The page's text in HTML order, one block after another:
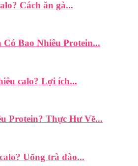
Cách ăn gà...
Bao Nhiêu Protein...
calo? Lợi ích...
Protein? Thực Hư Về...
Uống trà đào...